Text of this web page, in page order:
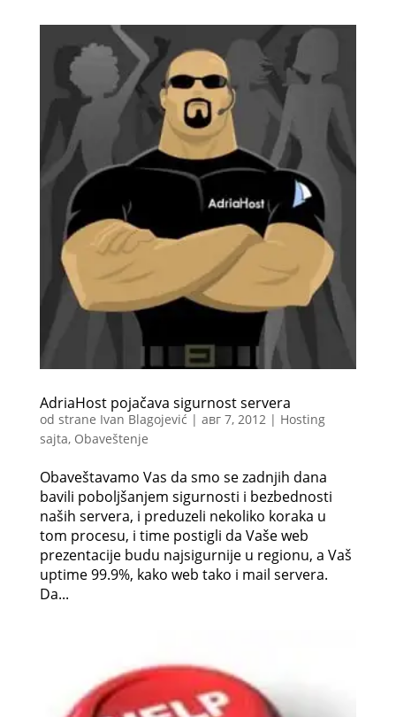
AdriaHost pojačava sigurnost servera
od strane Ivan Blagojević | авг 7, 2012 | Hosting
sajta, Obaveštenje
Obaveštavamo Vas da smo se zadnjih dana
bavili poboljšanjem sigurnosti i bezbednosti
naših servera, i preduzeli nekoliko koraka u
tom procesu, i time postigli da Vaše web
prezentacije budu najsigurnije u regionu, a Vaš
uptime 99.9%, kako web tako i mail servera.
Da...